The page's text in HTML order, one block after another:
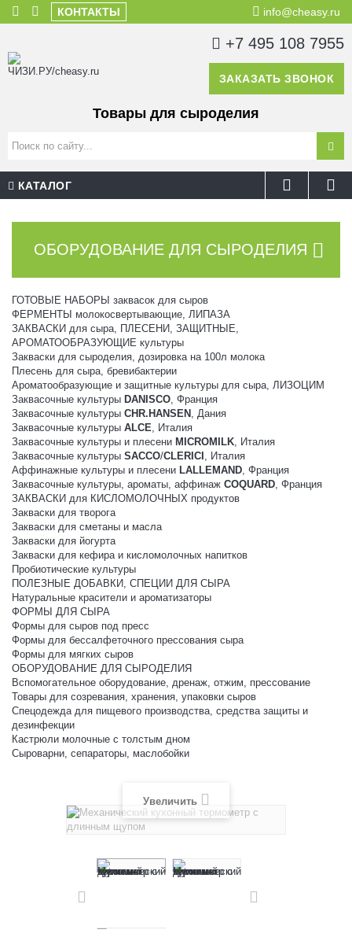
КОНТАКТЫ info@cheasy.ru
+7 495 108 7955
ЗАКАЗАТЬ ЗВОНОК
Товары для сыроделия
КАТАЛОГ
ОБОРУДОВАНИЕ ДЛЯ СЫРОДЕЛИЯ
ГОТОВЫЕ НАБОРЫ заквасок для сыров
ФЕРМЕНТЫ молокосвертывающие, ЛИПАЗА
ЗАКВАСКИ для сыра, ПЛЕСЕНИ, ЗАЩИТНЫЕ,
АРОМАТООБРАЗУЮЩИЕ культуры
Закваски для сыроделия, дозировка на 100л молока
Плесень для сыра, бревибактерии
Ароматообразующие и защитные культуры для сыра, ЛИЗОЦИМ
Заквасочные культуры DANISCO, Франция
Заквасочные культуры CHR.HANSEN , Дания
Заквасочные культуры ALCE, Италия
Заквасочные культуры и плесени MICROMILK, Италия
Заквасочные культуры SACCO/CLERICI , Италия
Аффинажные культуры и плесени LALLEMAND, Франция
Заквасочные культуры, ароматы, аффинаж COQUARD, Франция
ЗАКВАСКИ для КИСЛОМОЛОЧНЫХ продуктов
Закваски для творога
Закваски для сметаны и масла
Закваски для йогурта
Закваски для кефира и кисломолочных напитков
Пробиотические культуры
ПОЛЕЗНЫЕ ДОБАВКИ, СПЕЦИИ ДЛЯ СЫРА
Натуральные красители и ароматизаторы
ФОРМЫ ДЛЯ СЫРА
Формы для сыров под пресс
Формы для бессалфеточного прессования сыра
Формы для мягких сыров
ОБОРУДОВАНИЕ ДЛЯ СЫРОДЕЛИЯ
Вспомогательное оборудование, дренаж, отжим, прессование
Товары для созревания, хранения, упаковки сыров
Спецодежда для пищевого производства, средства защиты и
дезинфекции
Кастрюли молочные с толстым дном
Сыроварни, сепараторы, маслобойки
Увеличить